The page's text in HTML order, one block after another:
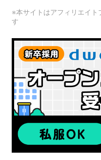
※本サイトはアフィリエイト
す